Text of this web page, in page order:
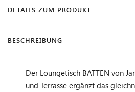
DETAILS ZUM PRODUKT
BESCHREIBUNG
Der Loungetisch BATTEN von
und Terrasse ergänzt das